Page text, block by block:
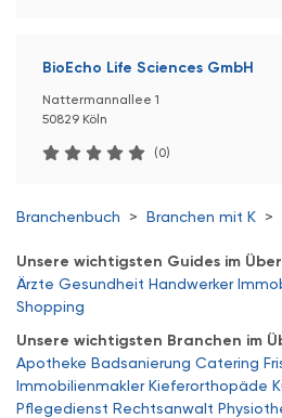
BioEcho Life Sciences GmbH
Nattermannallee 1
50829 Köln
(0)
Branchenbuch > Branchen mit K >
Unsere wichtigsten Guides im
Ärzte Gesundheit Handwerker
Shopping
Unsere wichtigsten Branchen im
Apotheke Badsanierung Catering
Immobilienmakler Kieferorthopäde
Pflegedienst Rechtsanwalt